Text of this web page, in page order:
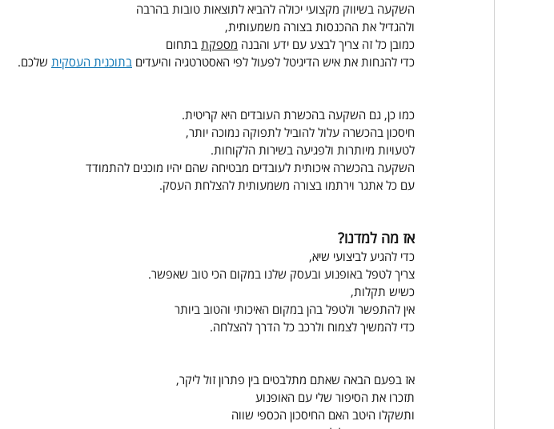
השקעה בשיווק מקצועי יכולה להביא לתוצאות טובות בהרבה
ולהגדיל את ההכנסות בצורה משמעותית,
כמובן כל זה צריך לבצע עם ידע והבנה מספקת בתחום
כדי להנחות את איש הדיגיטל לפעול לפי האסטרטגיה והיעדים בתוכנית העסקית שלכם.
כמו כן, גם השקעה בהכשרת העובדים היא קריטית.
חיסכון בהכשרה עלול להוביל לתפוקה נמוכה יותר,
לטעויות מיותרות ולפגיעה בשירות הלקוחות.
השקעה בהכשרה איכותית לעובדים מבטיחה שהם יהיו מוכנים להתמודד
עם כל אתגר וירתמו בצורה משמעותית להצלחת העסק.
אז מה למדנו?
כדי להגיע לביצועי שיא,
צריך לטפל באופנוע ובעסק שלנו במקום הכי טוב שאפשר.
כשיש תקלות,
אין להתפשר ולטפל בהן במקום האיכותי והטוב ביותר
כדי להמשיך לצמוח ולרכב כל הדרך להצלחה.
אז בפעם הבאה שאתם מתלבטים בין פתרון זול ליקר,
תזכרו את הסיפור שלי עם האופנוע
ותשקלו היטב האם החיסכון הכספי שווה